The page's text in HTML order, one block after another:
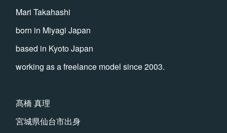
Mari Takahashi
born in Miyagi Japan
based in Kyoto Japan
working as a freelance model since 2003.
髙橋 真理
宮城県仙台市出身